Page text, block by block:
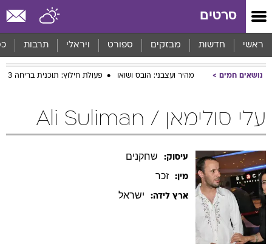
סרטים
ראשי חדשות מבזקים ספורט ויראלי תרבות
נושאים חמים מהיר ועצבני: הובס ושואו פעולת חילוץ: תוכנית בריחה 3
עלי סולימאן / Ali Suliman
עיסוק: שחקנים
מין: זכר
ארץ לידה: ישראל